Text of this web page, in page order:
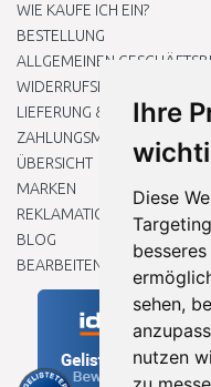
Ihre
Diese
sehen,
nutzen
WIE KAUFE ICH EIN?
BESTELLUNG
ALLGEMEINEN
WIDERRUFSRECHT
LIEFERUNG & ZAHLUNG
ZAHLUNGSMETHODEN
ÜBERSICHT
MARKEN
REKLAMATIONEN UND
BLOG
BEARBEITEN SIE MEINE